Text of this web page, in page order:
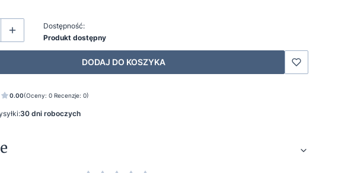
Dostępność:
Produkt dostępny
DODAJ DO KOSZYKA
0.00(Oceny: 0 Recenzje: 0)
30 dni roboczych